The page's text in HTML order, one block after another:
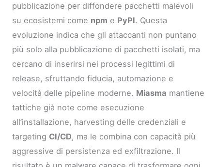
pubblicazione per diffondere pacchetti malevoli
su ecosistemi come npm e PyPI. Questa
evoluzione indica che gli attaccanti non puntano
più solo alla pubblicazione di pacchetti isolati, ma
cercano di inserirsi nei processi legittimi di
release, sfruttando fiducia, automazione e
velocità delle pipeline moderne. Miasma mantiene
tattiche già note come esecuzione
all’installazione, harvesting delle credenziali e
targeting CI/CD, ma le combina con capacità più
aggressive di persistenza ed exfiltrazione. Il